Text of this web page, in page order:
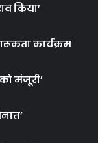
किया’
कार्यक्रम
मंजूरी’